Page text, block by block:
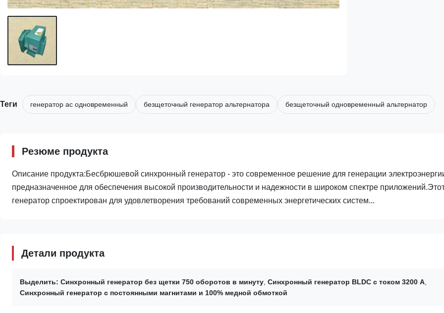
Теги генератор ac одновременный безщеточный генератор альтернатора безщеточный одновременный альтернатор
Резюме продукта
Описание продукта:Бесбрюшевой синхронный генератор - это современное решение для генерации
предназначенное для обеспечения высокой производительности и надежности в широком спектре
генератор спроектирован для удовлетворения требований современных энергетических систем...
Детали продукта
Выделить: Синхронный генератор без щетки 750 оборотов в минуту Синхронный генератор BLDC с током 3200 А
Синхронный генератор с постоянными магнитами и 100% медной обмоткой